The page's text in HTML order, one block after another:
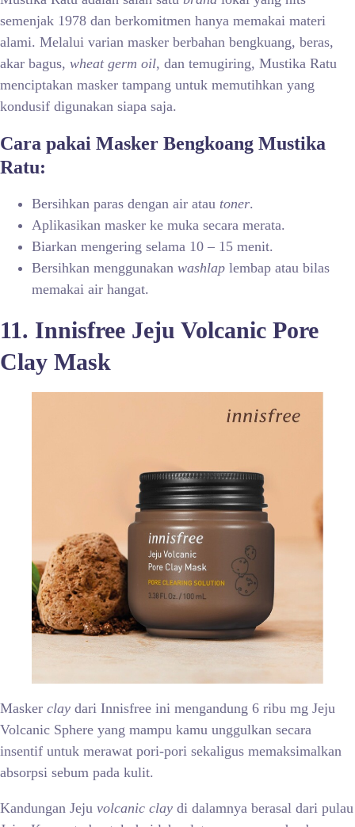
semenjak 1978 dan berkomitmen hanya memakai materi
alami. Melalui varian masker berbahan bengkuang, beras,
akar bagus, wheat germ oil, dan temugiring, Mustika Ratu
menciptakan masker tampang untuk memutihkan yang
kondusif digunakan siapa saja.
Cara pakai Masker Bengkoang Mustika
Ratu:
Bersihkan paras dengan air atau toner.
Aplikasikan masker ke muka secara merata.
Biarkan mengering selama 10 – 15 menit.
Bersihkan menggunakan washlap lembap atau bilas
memakai air hangat.
11. Innisfree Jeju Volcanic Pore
Clay Mask
Masker clay dari Innisfree ini mengandung 6 ribu mg Jeju
Volcanic Sphere yang mampu kamu unggulkan secara
insentif untuk merawat pori-pori sekaligus memaksimalkan
absorpsi sebum pada kulit.
Kandungan Jeju volcanic clay di dalamnya berasal dari pulau